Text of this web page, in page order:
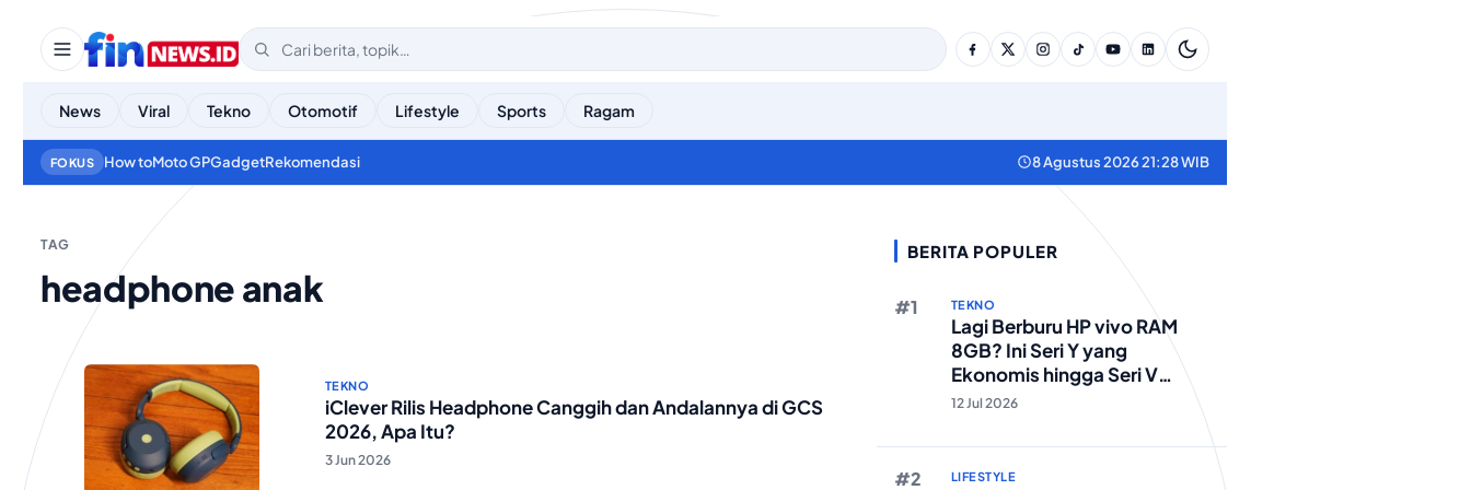
News Viral Tekno Otomotif Lifestyle Sports Ragam
FOKUS How toMoto GPGadgetRekomendasi 8 Agustus 2026 21:28 WIB
TAG
headphone anak
TEKNO
iClever Rilis Headphone Canggih dan Andalannya di GCS
2026, Apa Itu?
3 Jun 2026
BERITA POPULER
TEKNO
Lagi Berburu HP vivo RAM
8GB? Ini Seri Y yang
Ekonomis hingga Seri V
Berstandar Militer!
12 Jul 2026
LIFESTYLE